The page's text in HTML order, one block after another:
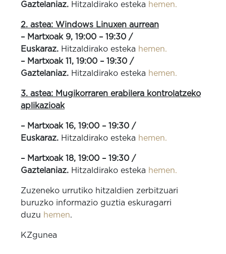
Gaztelaniaz. Hitzaldirako esteka hemen.
2. astea: Windows Linuxen aurrean
– Martxoak 9, 19:00 – 19:30 /
Euskaraz. Hitzaldirako esteka hemen.
– Martxoak 11, 19:00 – 19:30 /
Gaztelaniaz. Hitzaldirako esteka hemen.
3. astea: Mugikorraren erabilera kontrolatzeko
aplikazioak
– Martxoak 16, 19:00 – 19:30 /
Euskaraz.Hitzaldirako esteka hemen.
– Martxoak 18, 19:00 – 19:30 /
Gaztelaniaz.Hitzaldirako esteka hemen.
Zuzeneko urrutiko hitzaldien zerbitzuari
buruzko informazio guztia eskuragarri
duzu hemen.
KZgunea